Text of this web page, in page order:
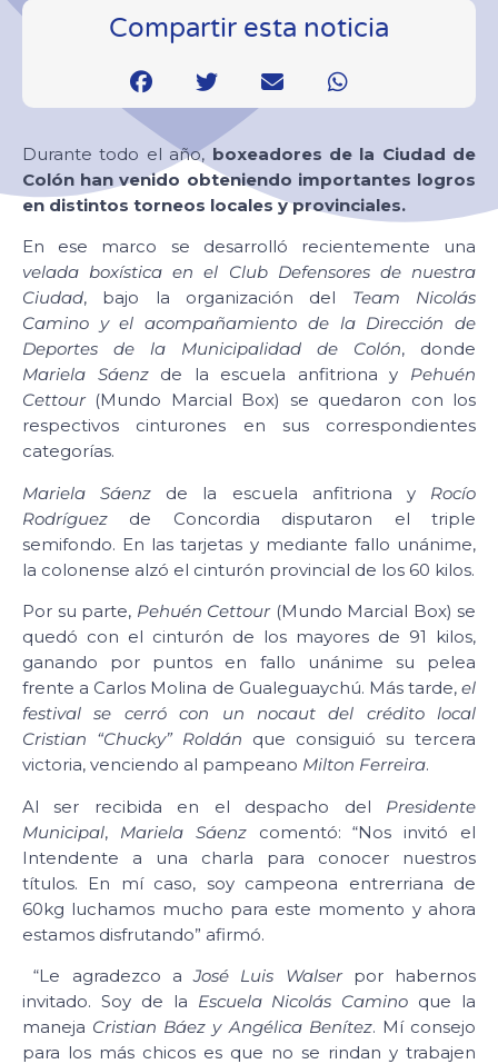
Compartir esta noticia
Durante todo el año, boxeadores de la Ciudad de
Colón han venido obteniendo importantes logros
en distintos torneos locales y provinciales.
En ese marco se desarrolló recientemente una
velada boxística en el Club Defensores de nuestra
Ciudad, bajo la organización del Team Nicolás
Camino y el acompañamiento de la Dirección de
Deportes de la Municipalidad de Colón, donde
Mariela Sáenzde la escuela anfitriona y Pehuén
Cettour(Mundo Marcial Box) se quedaron con los
respectivos cinturones en sus correspondientes
categorías.
Mariela Sáenz de la escuela anfitriona y Rocío
Rodríguez de Concordia disputaron el triple
semifondo. En las tarjetas y mediante fallo unánime,
la colonense alzó el cinturón provincial de los 60 kilos.
Por su parte, Pehuén Cettour(Mundo Marcial Box) se
quedó con el cinturón de los mayores de 91 kilos,
ganando por puntos en fallo unánime su pelea
frente a Carlos Molina de Gualeguaychú. Más tarde, el
festival se cerró con un nocaut del crédito local
Cristian “Chucky” Roldán que consiguió su tercera
victoria, venciendo al pampeano Milton Ferreira.
Al ser recibida en el despacho del Presidente
Municipal, Mariela Sáenzcomentó: “Nos invitó el
Intendente a una charla para conocer nuestros
títulos. En mí caso, soy campeona entrerriana de
60kg luchamos mucho para este momento y ahora
estamos disfrutando” afirmó.
“Le agradezco aJosé Luis Walserpor habernos
invitado. Soy de la Escuela Nicolás Camino que la
maneja Cristian Báez y Angélica Benítez. Mí consejo
para los más chicos es que no se rindan y trabajen